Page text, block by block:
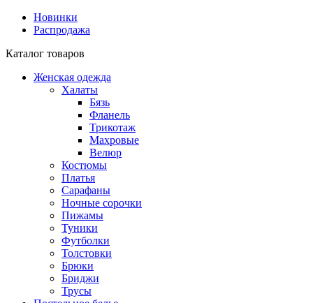
Новинки
Распродажа
Каталог товаров
Женская одежда
Халаты
Бязь
Фланель
Трикотаж
Махровые
Велюр
Костюмы
Платья
Сарафаны
Ночные сорочки
Пижамы
Туники
Футболки
Толстовки
Брюки
Бриджи
Трусы